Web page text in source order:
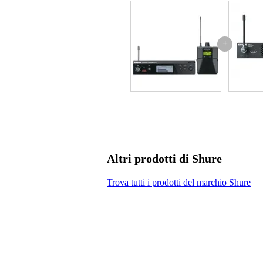
Peso e dimensioni imballaggio incluso
Peso (imballaggio incluso)
Dimensioni(imballaggio incluso)
numero di bodypack: 1
non sono inclusi auricolari
+
Altri prodotti di Shure
Trova tutti i prodotti del marchio Shure